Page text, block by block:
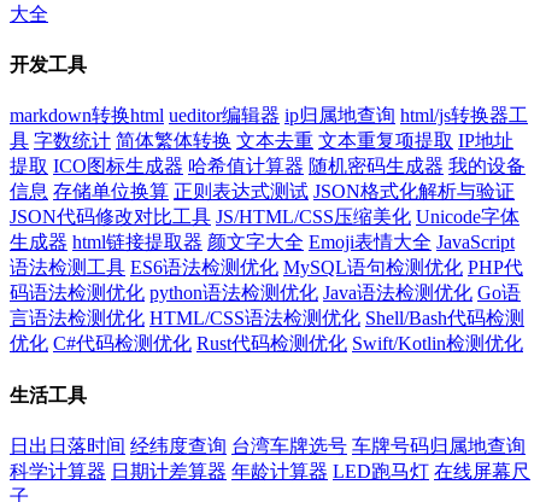
大全
开发工具
markdown转换html ueditor编辑器 ip归属地查询 html/js转换器工
具 字数统计 简体繁体转换 文本去重 文本重复项提取 IP地址
提取 ICO图标生成器 哈希值计算器 随机密码生成器 我的设备
信息 存储单位换算 正则表达式测试 JSON格式化解析与验证
JSON代码修改对比工具 JS/HTML/CSS压缩美化 Unicode字体
生成器 html链接提取器 颜文字大全 Emoji表情大全 JavaScript
语法检测工具 ES6语法检测优化 MySQL语句检测优化 PHP代
码语法检测优化 python语法检测优化 Java语法检测优化 Go语
言语法检测优化 HTML/CSS语法检测优化 Shell/Bash代码检测
优化 C#代码检测优化 Rust代码检测优化 Swift/Kotlin检测优化
生活工具
日出日落时间 经纬度查询 台湾车牌选号 车牌号码归属地查询
科学计算器 日期计差算器 年龄计算器 LED跑马灯 在线屏幕尺
子